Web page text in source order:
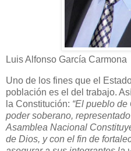
Luis Alfonso García Carmona
Uno de los fines que el
población es el del trabajo.
la Constitución: “El pueblo
poder soberano,
Asamblea Nacional
de Dios, y con el fin de